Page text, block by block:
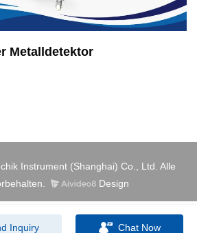
Metalldetektor
Instrument (Shanghai) Co., Ltd. Alle
Design
Inquiry Chat Now